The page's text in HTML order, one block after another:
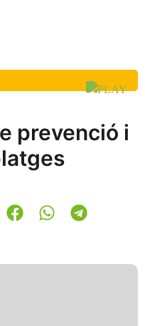
prevenció i